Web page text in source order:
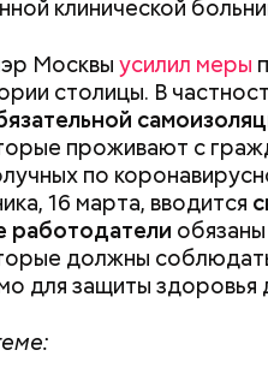
клинической
Москвы усилил меры
столицы. В
проживают с
по
16 марта, вводится
работодатели
должны
для защиты здоровья
Житие,
проникся
вечерам молился и
и